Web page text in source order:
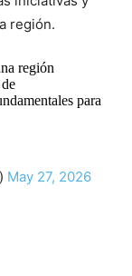
región.
región
para
May 27, 2026